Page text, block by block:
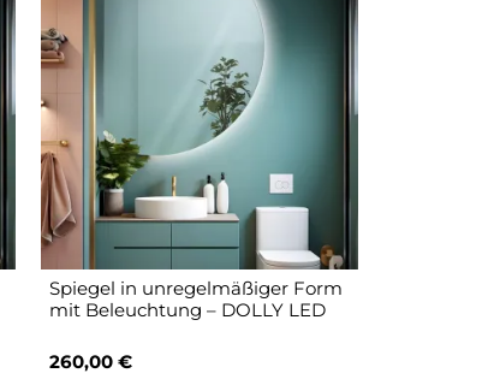
Spiegel in unregelmäßiger Form
mit Beleuchtung – DOLLY LED
260,00 €